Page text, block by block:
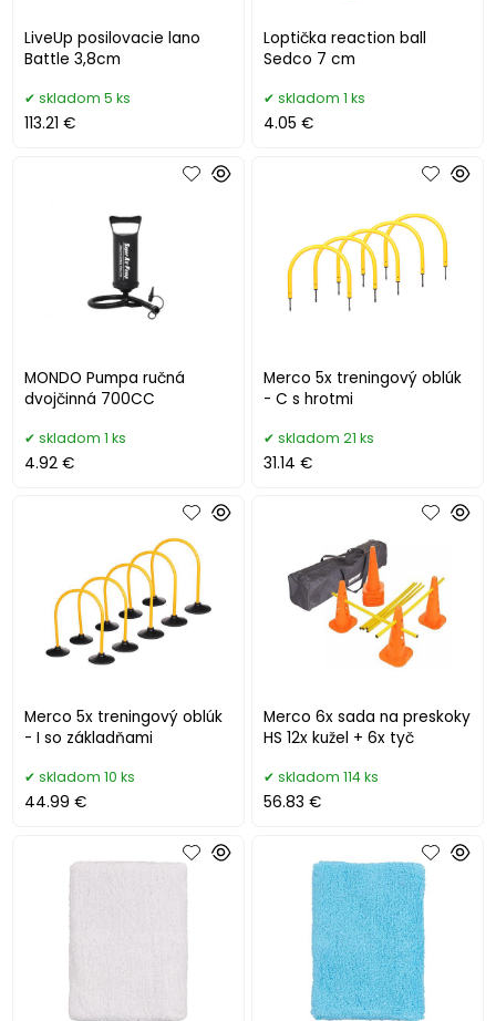
LiveUp posilovacie lano
Battle 3,8cm
skladom 5 ks
113.21 €
Loptička reaction ball
Sedco 7 cm
skladom 1 ks
4.05 €
MONDO Pumpa ručná
dvojčinná 700CC
skladom 1 ks
4.92 €
Merco 5x treningový oblúk
- C s hrotmi
skladom 21 ks
31.14 €
Merco 5x treningový oblúk
- I so základňami
skladom 10 ks
44.99 €
Merco 6x sada na preskoky
HS 12x kužel + 6x tyč
skladom 114 ks
56.83 €